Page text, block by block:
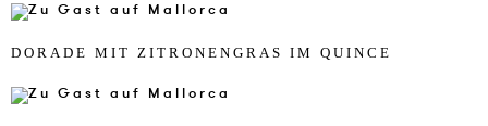
DO­RA­DE MIT ZI­TR­O­NEN­GRAS IM QUIN­CE